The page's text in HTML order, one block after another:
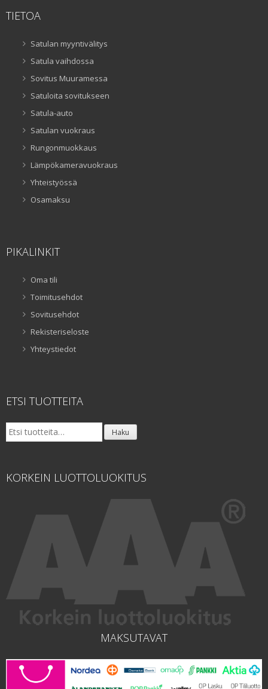
TIETOA
Satulan myyntivälitys
Satula vaihdossa
Sovitus Muuramessa
Satuloita sovitukseen
Satula-auto
Satulan vuokraus
Rungonmuokkaus
Lämpökameravuokraus
Yhteistyössä
Osamaksu
PIKALINKIT
Oma tili
Toimitusehdot
Sovitusehdot
Rekisteriseloste
Yhteystiedot
ETSI TUOTTEITA
Etsi: Haku
KORKEIN LUOTTOLUOKITUS
MAKSUTAVAT